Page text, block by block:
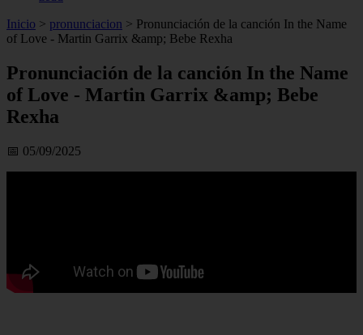
Inicio > pronunciacion > Pronunciación de la canción In the Name
of Love - Martin Garrix &amp; Bebe Rexha
Pronunciación de la canción In the Name
of Love - Martin Garrix &amp; Bebe
Rexha
📅 05/09/2025